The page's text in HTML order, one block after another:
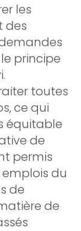
les
des
principe
toutes
ce qui
équitable
de
permis
du
de
de